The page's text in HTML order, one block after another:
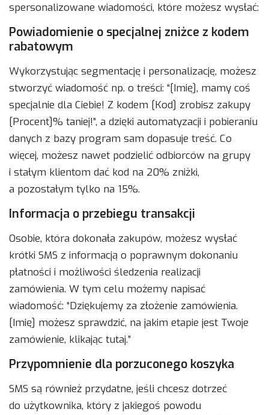
spersonalizowane wiadomości, które możesz wysłać:
Powiadomienie o specjalnej zniżce z kodem
rabatowym
Wykorzystując segmentację i personalizację, możesz
stworzyć wiadomość np. o treści: “[Imię], mamy coś
specjalnie dla Ciebie! Z kodem [Kod] zrobisz zakupy
[Procent]% taniej!”, a dzięki automatyzacji i pobieraniu
danych z bazy program sam dopasuje treść. Co
więcej, możesz nawet podzielić odbiorców na grupy
i stałym klientom dać kod na 20% zniżki,
a pozostałym tylko na 15%.
Informacja o przebiegu transakcji
Osobie, która dokonała zakupów, możesz wysłać
krótki SMS z informacją o poprawnym dokonaniu
płatności i możliwości śledzenia realizacji
zamówienia. W tym celu możemy napisać
wiadomość: “Dziękujemy za złożenie zamówienia.
[Imię] możesz sprawdzić, na jakim etapie jest Twoje
zamówienie, klikając tutaj.”
Przypomnienie dla porzuconego koszyka
SMS są również przydatne, jeśli chcesz dotrzeć
do użytkownika, który z jakiegoś powodu